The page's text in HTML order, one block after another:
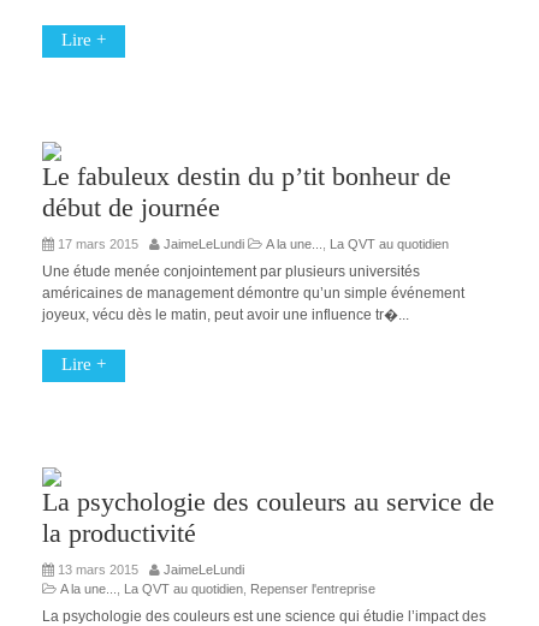
Lire +
Le fabuleux destin du p’tit bonheur de
début de journée
17 mars 2015 JaimeLeLundi A la une... La QVT au quotidien
Une étude menée conjointement par plusieurs universités
américaines de management démontre qu’un simple événement
joyeux, vécu dès le matin, peut avoir une influence tr�...
Lire +
La psychologie des couleurs au service de
la productivité
13 mars 2015
JaimeLeLundi
A la une...
La QVT au quotidien, Repenser l'entreprise
La psychologie des couleurs est une science qui étudie l’impact des